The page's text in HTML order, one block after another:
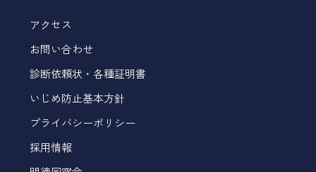
アクセス
お問い合わせ
診断依頼状・各種証明書
いじめ防止基本方針
プライバシーポリシー
採用情報